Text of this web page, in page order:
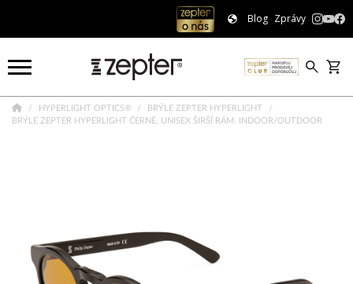
Blog Zprávy
HYPERLIGHT OPTICS®
BRÝLE ZEPTER HYPERLIGHT
BRÝLE ZEPTER HYPERLIGHT ČERNÉ, UNISEX ŠIRŠÍ RÁM, INDOOR/OUTDOOR